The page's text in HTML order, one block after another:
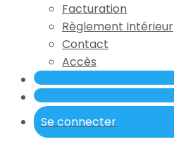
Facturation
Règlement Intérieur
Contact
Accès
Se connecter